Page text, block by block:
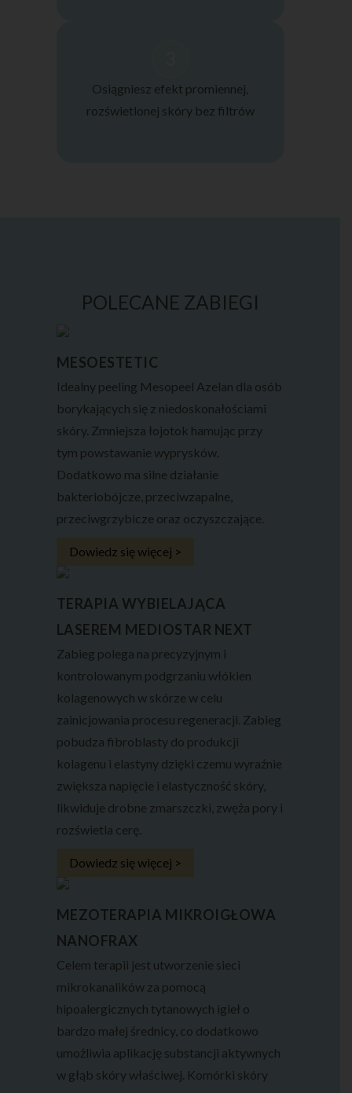
Osiągniesz efekt promiennej,
rozświetlonej skóry bez filtrów
POLECANE ZABIEGI
MESOESTETIC
Idealny peeling Mesopeel Azelan dla osób
borykających się z niedoskonałościami
skóry. Zmniejsza łojotok hamując przy
tym powstawanie wyprysków.
Dodatkowo ma silne działanie
bakteriobójcze, przeciwzapalne,
przeciwgrzybicze oraz oczyszczające.
Dowiedz się więcej >
TERAPIA WYBIELAJĄCA
LASEREM MEDIOSTAR NEXT
Zabieg polega na precyzyjnym i
kontrolowanym podgrzaniu włókien
kolagenowych w skórze w celu
zainicjowania procesu regeneracji. Zabieg
pobudza fibroblasty do produkcji
kolagenu i elastyny dzięki czemu wyraźnie
zwiększa napięcie i elastyczność skóry,
likwiduje drobne zmarszczki, zwęża pory i
rozświetla cerę.
Dowiedz się więcej >
MEZOTERAPIA MIKROIGŁOWA
NANOFRAX
Celem terapii jest utworzenie sieci
mikrokanalików za pomocą
hipoalergicznych tytanowych igieł o
bardzo małej średnicy, co dodatkowo
umożliwia aplikację substancji aktywnych
w głąb skóry właściwej. Komórki skóry